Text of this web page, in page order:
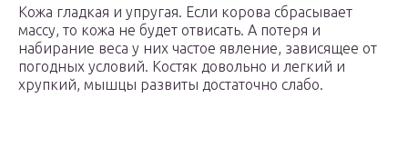
Кожа гладкая и упругая. Если корова сбрасывает
массу, то кожа не будет отвисать. А потеря и
набирание веса у них частое явление, зависящее от
погодных условий. Костяк довольно и легкий и
хрупкий, мышцы развиты достаточно слабо.